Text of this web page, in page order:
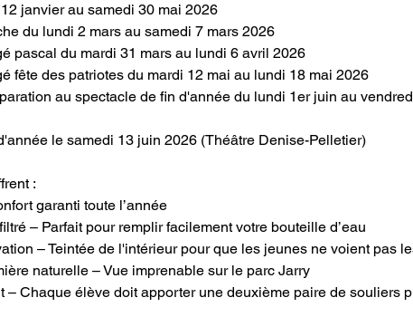
janvier au samedi 30 mai 2026
du lundi 2 mars au samedi 7 mars 2026
pascal du mardi 31 mars au lundi 6 avril 2026
fête des patriotes du mardi 12 mai au lundi 18 mai 2026
au spectacle de fin d'année du lundi 1er juin au
le samedi 13 juin 2026 (Théâtre Denise-Pelletier)
:
garanti toute l’année
– Parfait pour remplir facilement votre bouteille d’eau
– Teintée de l'intérieur pour que les jeunes ne voient pas
naturelle – Vue imprenable sur le parc Jarry
– Chaque élève doit apporter une deuxième paire de souliers